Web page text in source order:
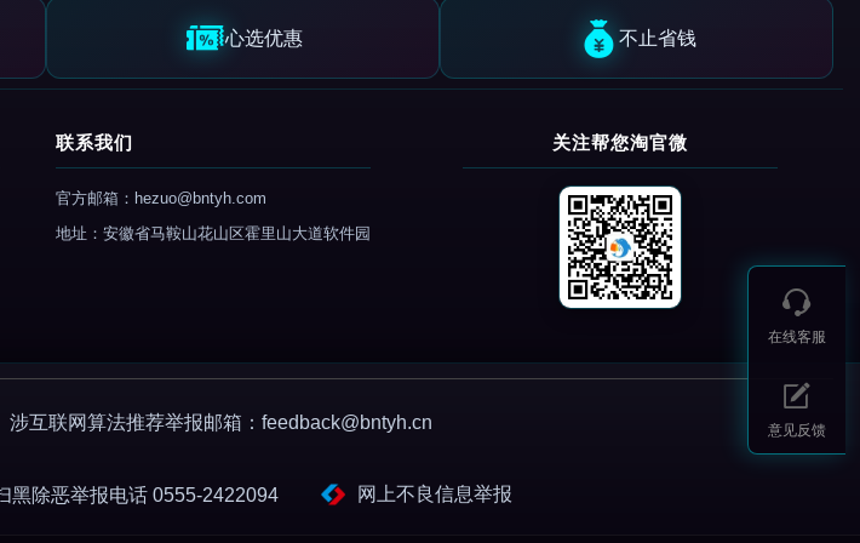
心选优惠 不止省钱
联系我们
官方邮箱：hezuo@bntyh.com
地址：安徽省马鞍山花山区霍里山大道软件园
关注帮您淘官微
涉互联网算法推荐举报邮箱：feedback@bntyh.cn
黑除恶举报电话 0555-2422094 网上不良信息举报
在线客服
意见反馈